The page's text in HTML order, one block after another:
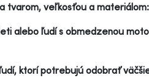
tvarom, veľkosťou a materiálom:
alebo ľudí s obmedzenou
ktorí potrebujú odobrať